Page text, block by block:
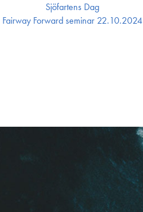
Sjöfartens Dag
Fairway Forward seminar 22.10.2024